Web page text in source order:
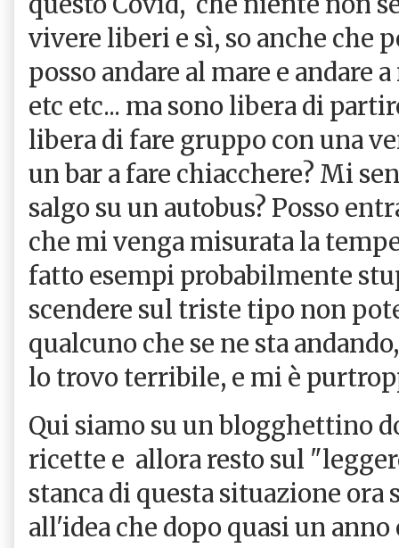
vivere liberi e sì, so anche che
posso andare al mare e andare
etc etc... ma sono libera di
libera di fare gruppo con una
un bar a fare chiacchere? Mi
salgo su un autobus? Posso
che mi venga misurata la
fatto esempi probabilmente
scendere sul triste tipo non
qualcuno che se ne sta
lo trovo terribile, e mi è
Qui siamo su un blogghettino
ricette e allora resto sul
stanca di questa situazione ora
all'idea che dopo quasi un